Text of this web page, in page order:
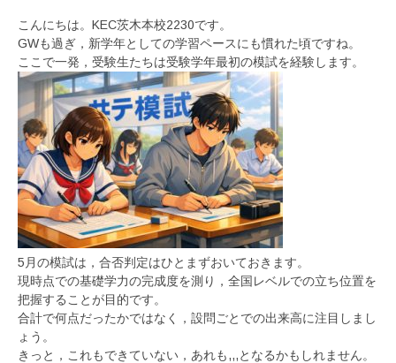
こんにちは。KEC茨木本校2230です。
GWも過ぎ，新学年としての学習ペースにも慣れた頃ですね。
ここで一発，受験生たちは受験学年最初の模試を経験します。
5月の模試は，合否判定はひとまずおいておきます。
現時点での基礎学力の完成度を測り，全国レベルでの立ち位置を
把握することが目的です。
合計で何点だったかではなく，設問ごとでの出来高に注目しまし
ょう。
きっと，これもできていない，あれも,,,となるかもしれません。